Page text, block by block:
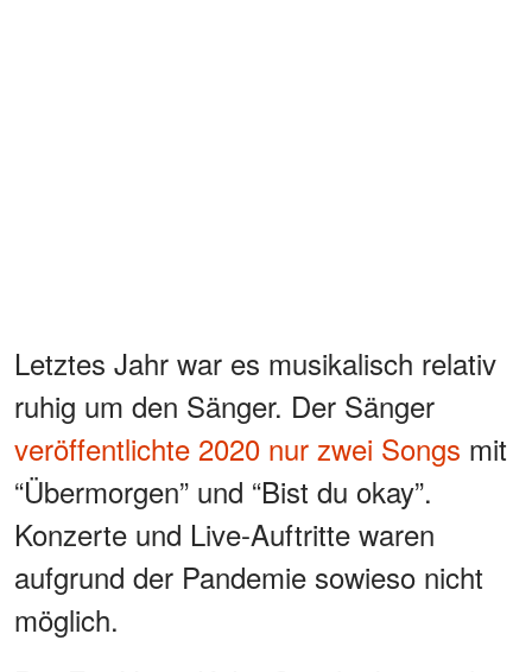
Letztes Jahr war es musikalisch relativ
ruhig um den Sänger. Der Sänger
veröffentlichte 2020 nur zwei Songs mit
“Übermorgen” und “Bist du okay”.
Konzerte und Live-Auftritte waren
aufgrund der Pandemie sowieso nicht
möglich.